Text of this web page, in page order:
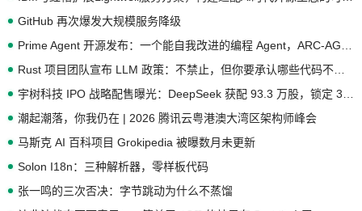
GitHub 再次爆发大规模服务降级
潮起潮落，你我仍在 | 2026 腾讯云粤港澳大湾区架构师峰会
马斯克 AI 百科项目 Grokipedia 被曝数月未更新
Solon I18n：三种解析器，零样板代码
张一鸣的三次否决：字节跳动为什么不蒸馏